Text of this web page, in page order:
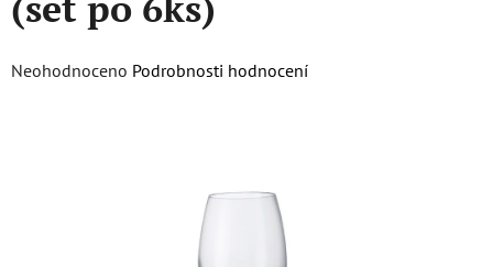
Průměrné
Neohodnoceno Podrobnosti hodnocení